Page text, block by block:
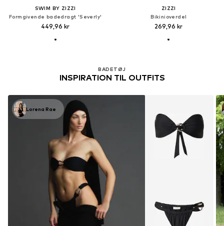
SWIM BY ZIZZI
Formgivende badedragt 'Severly'
449,96 kr
ZIZZI
Bikinioverdel
269,96 kr
BADETØJ
INSPIRATION TIL OUTFITS
Lorena Rae